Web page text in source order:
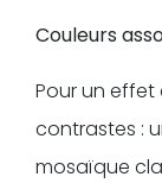
Couleurs
Pour un effet
contrastes :
mosaïque